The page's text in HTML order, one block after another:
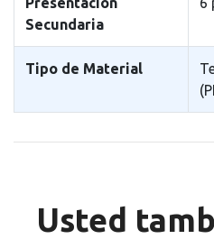
Secundaria
Tipo de Material
Usted